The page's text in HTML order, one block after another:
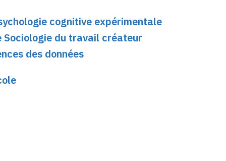
cognitive expérimentale
Sociologie du travail créateur
des données